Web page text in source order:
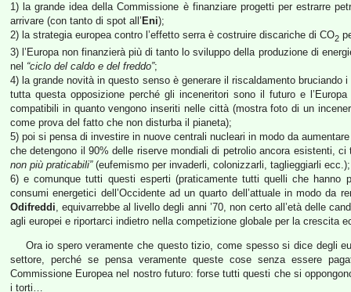
1) la grande idea della Commissione è finanziare progetti per estrarre
arrivare (con tanto di spot all’ Eni);
2) la strategia europea contro l’effetto serra è costruire discariche di CO2
3) l’Europa non finanzierà più di tanto lo sviluppo della produzione di
nel “ciclo del caldo e del freddo”;
4) la grande novità in questo senso è generare il riscaldamento
tutta questa opposizione perché gli inceneritori sono il futuro e
compatibili in quanto vengono inseriti nelle città (mostra foto di un
come prova del fatto che non disturba il pianeta);
5) poi si pensa di investire in nuove centrali nucleari in modo da
che detengono il 90% delle riserve mondiali di petrolio ancora esistenti,
non più praticabili”(eufemismo per invaderli, colonizzarli, taglieggiarli ecc.);
6) e comunque tutti questi esperti (praticamente tutti quelli che hanno
consumi energetici dell’Occidente ad un quarto dell’attuale in modo da
Odifreddi , equivarrebbe al livello degli anni ’70, non certo all’età delle
agli europei e riportarci indietro nella competizione globale per la crescita
Ora io spero veramente che questo tizio, come spesso si dice degli
settore, perché se pensa veramente queste cose senza essere
Commissione Europea nel nostro futuro: forse tutti questi che si
i torti…